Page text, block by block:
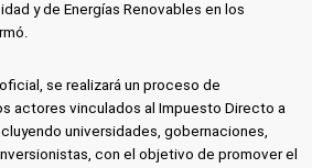
y de Energías Renovables en los
se realizará un proceso de
actores vinculados al Impuesto Directo a
universidades, gobernaciones,
con el objetivo de promover el